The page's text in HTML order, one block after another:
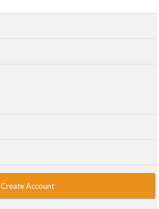
Create Account